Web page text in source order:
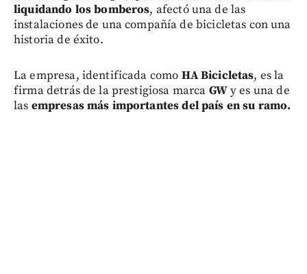
liquidando los bomberos, afectó una de las
instalaciones de una compañía de bicicletas con una
historia de éxito.
La empresa, identificada como HA Bicicletas, es la
firma detrás de la prestigiosa marca GWy es una de
las empresas más importantes del país en su ramo.